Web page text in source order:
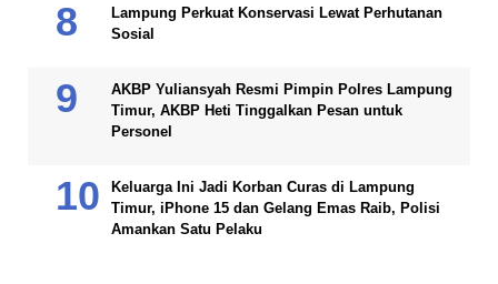
Lampung Perkuat Konservasi Lewat Perhutanan
Sosial
AKBP Yuliansyah Resmi Pimpin Polres Lampung
Timur, AKBP Heti Tinggalkan Pesan untuk
Personel
Keluarga Ini Jadi Korban Curas di Lampung
Timur, iPhone 15 dan Gelang Emas Raib, Polisi
Amankan Satu Pelaku